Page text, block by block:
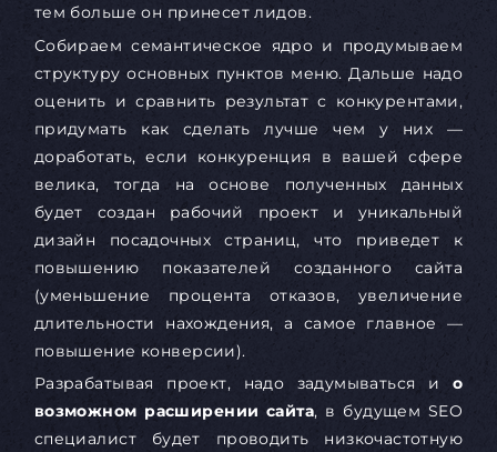
тем больше он принесет лидов.
Собираем семантическое ядро и продумываем
структуру основных пунктов меню. Дальше надо
оценить и сравнить результат с конкурентами,
придумать как сделать лучше чем у них —
доработать, если конкуренция в вашей сфере
велика, тогда на основе полученных данных
будет создан рабочий проект и уникальный
дизайн посадочных страниц, что приведет к
повышению показателей созданного сайта
(уменьшение процента отказов, увеличение
длительности нахождения, а самое главное —
повышение конверсии).
Разрабатывая проект, надо задумываться и о
возможном расширении сайта, в будущем SEO
специалист будет проводить низкочастотную